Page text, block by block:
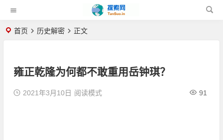
首页 历史解密 正文
雍正乾隆为何都不敢重用岳钟琪？
2021年3月10日 91
阅读模式